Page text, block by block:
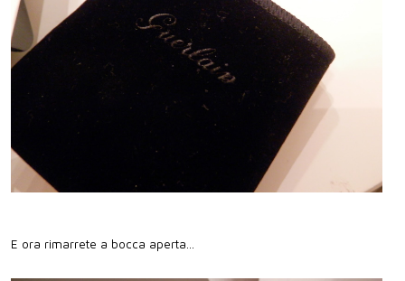
E ora rimarrete a bocca aperta...